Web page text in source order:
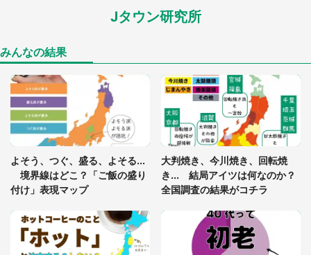
「落ち着いて食べられないでしょう」高級旅館での
「閉所恐怖症の私は新幹線で大パニック。隣席の青
年に『手を繋いで』とお願いしたら...」 体験談に
8万人感動
グっちゃってた〝野生の野菜〟に6.5万人戦慄
かくれんぼの鬼が振り返ると...2歳娘が〝まさかの
姿〟に 父「2～3分探しました」
Jタウン研究所
みんなの結果
よそう、つぐ、盛る、よそる...
境界線はどこ？「ご飯の盛り
付け」表現マップ
大判焼き、今川焼き、回転焼
き... 結局アイツは何なのか？
全国調査の結果がコチラ